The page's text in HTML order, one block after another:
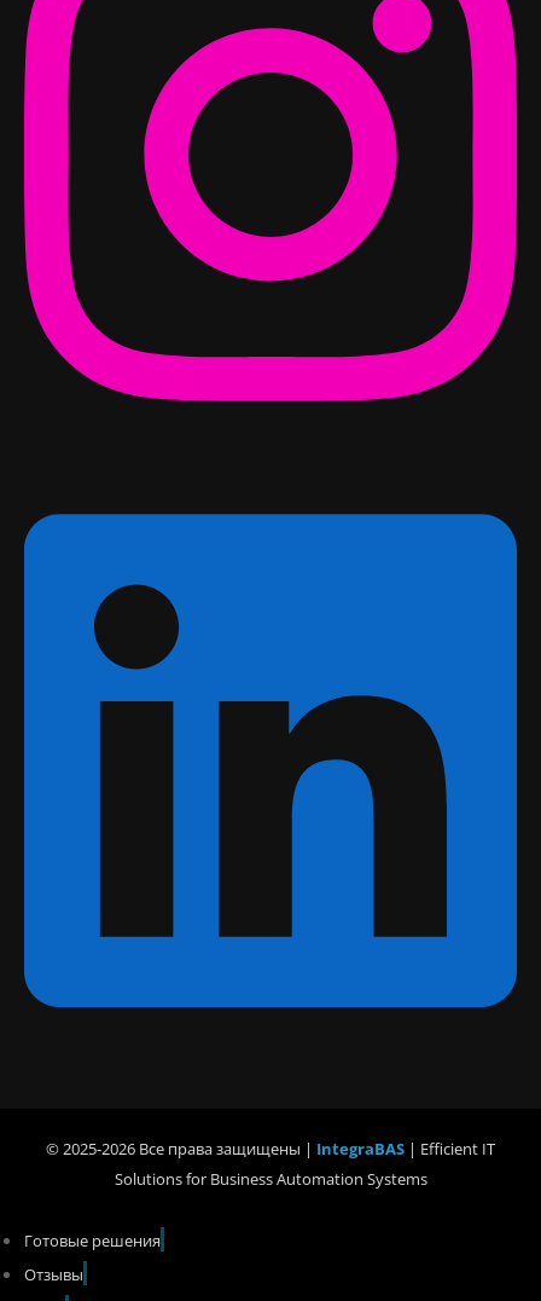
© 2025-2026 Все права защищены | IntegraBAS | Efficient IT
Solutions for Business Automation Systems
Готовые решения
Отзывы